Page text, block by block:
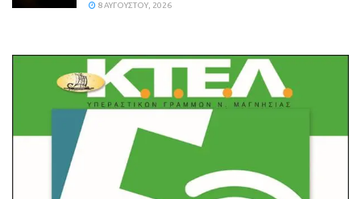
8 ΑΥΓΟΎΣΤΟΥ, 2026